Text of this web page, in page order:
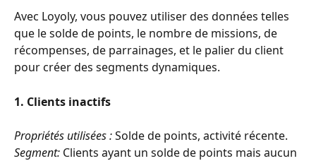
Avec Loyoly, vous pouvez utiliser des données telles
que le solde de points, le nombre de missions, de
récompenses, de parrainages, et le palier du client
pour créer des segments dynamiques.
1. Clients inactifs
Propriétés utilisées : Solde de points, activité récente.
Segment: Clients ayant un solde de points mais aucun